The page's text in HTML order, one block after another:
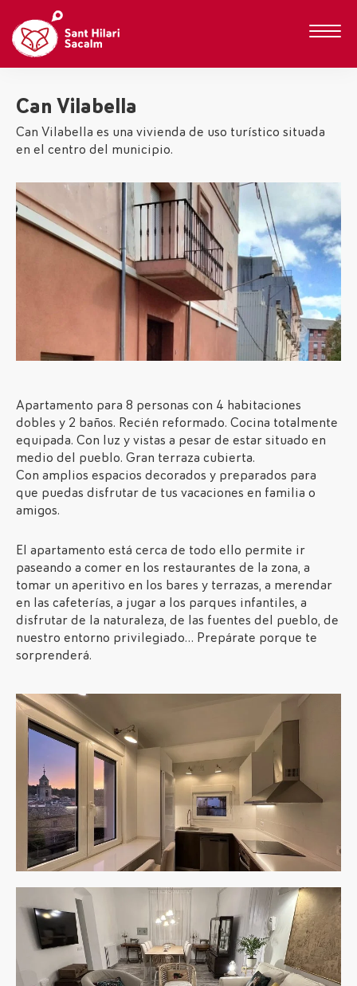
Can Vilabella
Can Vilabella es una vivienda de uso turístico situada
en el centro del municipio.
Apartamento para 8 personas con 4 habitaciones
dobles y 2 baños. Recién reformado. Cocina totalmente
equipada. Con luz y vistas a pesar de estar situado en
medio del pueblo. Gran terraza cubierta.
Con amplios espacios decorados y preparados para
que puedas disfrutar de tus vacaciones en familia o
amigos.
El apartamento está cerca de todo ello permite ir
paseando a comer en los restaurantes de la zona, a
tomar un aperitivo en los bares y terrazas, a merendar
en las cafeterías, a jugar a los parques infantiles, a
disfrutar de la naturaleza, de las fuentes del pueblo, de
nuestro entorno privilegiado… Prepárate porque te
sorprenderá.